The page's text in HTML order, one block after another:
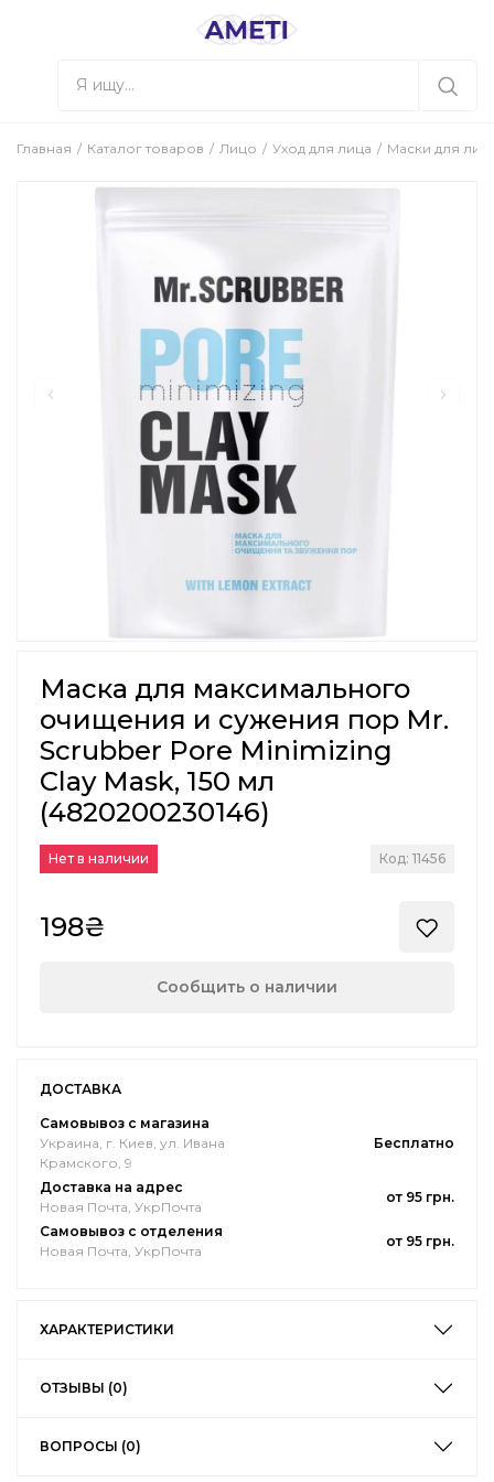
Главная Каталог товаров Лицо Уход для лица Маски для
Маска для максимального
очищения и сужения пор Mr.
Scrubber Pore Minimizing
Clay Mask, 150 мл
(4820200230146)
Нет в наличии Код: 11456
198₴
Сообщить о наличии
ДОСТАВКА
Самовывоз с магазина
Украина, г. Киев, ул. Ивана
Крамского, 9
Бесплатно
Доставка на адрес
Новая Почта, УкрПочта
от 95 грн.
Самовывоз с отделения
Новая Почта, УкрПочта
от 95 грн.
ХАРАКТЕРИСТИКИ
ОТЗЫВЫ (0)
ВОПРОСЫ (0)